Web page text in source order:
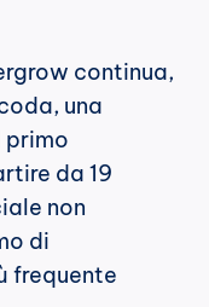
continua,
una
primo
da 19
non
di
frequente